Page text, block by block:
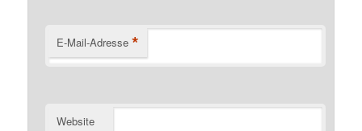
E-Mail-Adresse *
Website